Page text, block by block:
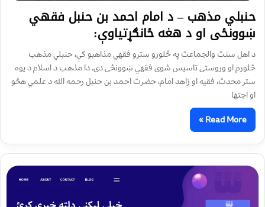
حنبلي مذهب – د امام احمد بن حنبل فقهي
ښوونځی او د هغه ځانګړتیاوې:
د اهل سنت والجماعت په څلورو سترو فقهي مذاهبو کې، حنبلي مذهب
څلورم او وروستی تاسیس شوی فقهي ښوونځی دی. دا مذهب د اسلام د یوه
ستر محدث، فقیه او زاهد امام، حضرت احمد بن حنبل رحمه الله د علمي هڅو
او اجتها
Read More »